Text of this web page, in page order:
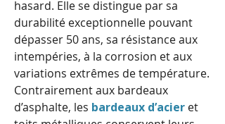
hasard. Elle se distingue par sa
durabilité exceptionnelle pouvant
dépasser 50 ans, sa résistance aux
intempéries, à la corrosion et aux
variations extrêmes de température.
Contrairement aux bardeaux
d’asphalte, les bardeaux d’acier et